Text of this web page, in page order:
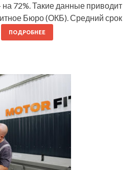
на 72%. Такие данные приводит
Бюро (ОКБ). Средний срок
ПОДРОБНЕЕ